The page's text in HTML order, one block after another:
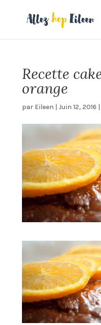
Recette
orange
par Eileen | Juin 12, 2016 |